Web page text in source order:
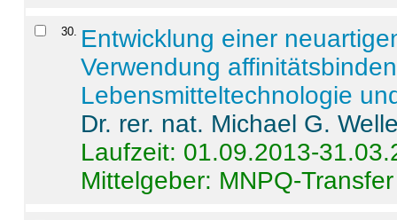
30. Entwicklung einer
Verwendung
Lebensmitteltechnologie
Dr. rer. nat. Michael G.
Laufzeit: 01.09.2013-
Mittelgeber: MNPQ-Transfer